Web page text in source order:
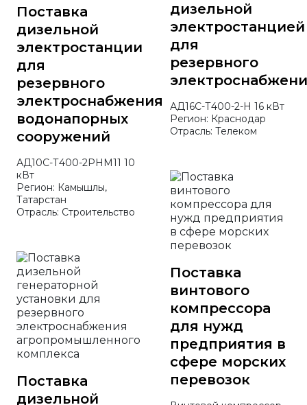
дизельной
электростанцией
для
резервного
АД16С-Т400-2-Н 16 кВт
Регион: Краснодар
Отрасль: Телеком
Поставка
дизельной
электростанции
для
резервного
электроснабжения
водонапорных
сооружений
АД10С-Т400-2РНМ11 10
кВт
Регион: Камышлы,
Татарстан
Отрасль: Строительство
Поставка
винтового
компрессора
для нужд
предприятия в
сфере морских
перевозок
Поставка
дизельной